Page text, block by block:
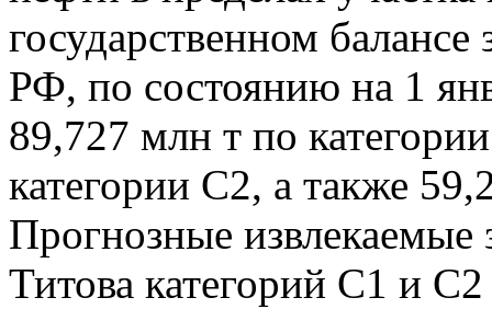
государственном
РФ, по состоянию на 1
89,727 млн т по
категории С2, а также
Прогнозные
Титова категорий С1 и